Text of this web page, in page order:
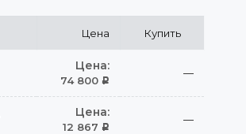
Цена Купить
Цена:
74 800 Р
—
Цена:
12 867 Р
—